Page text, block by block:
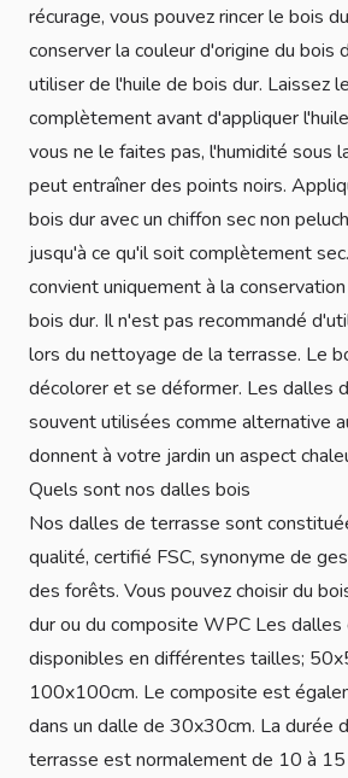
récurage, vous pouvez rincer le bois
conserver la couleur d'origine du bois
utiliser de l'huile de bois dur. Laissez
complètement avant d'appliquer
vous ne le faites pas, l'humidité sous
peut entraîner des points noirs.
bois dur avec un chiffon sec non
jusqu'à ce qu'il soit complètement
convient uniquement à la
bois dur. Il n'est pas recommandé
lors du nettoyage de la terrasse. Le
décolorer et se déformer. Les dalles
souvent utilisées comme alternative
donnent à votre jardin un aspect
Quels sont nos dalles bois
Nos dalles de terrasse sont
qualité, certifié FSC, synonyme de
des forêts. Vous pouvez choisir du
dur ou du composite WPC Les
disponibles en différentes tailles;
100x100cm. Le composite est
dans un dalle de 30x30cm. La durée
terrasse est normalement de 10 à 15